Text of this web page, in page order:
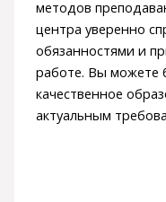
методов
центра уверенно
обязанностями и
работе. Вы можете
качественное
актуальным